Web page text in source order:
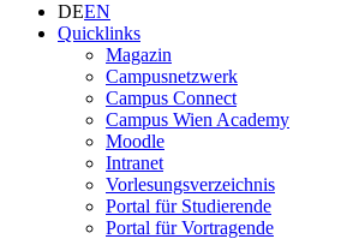
DEEN
Quicklinks
Magazin
Campusnetzwerk
Campus Connect
Campus Wien Academy
Moodle
Intranet
Vorlesungsverzeichnis
Portal für Studierende
Portal für Vortragende